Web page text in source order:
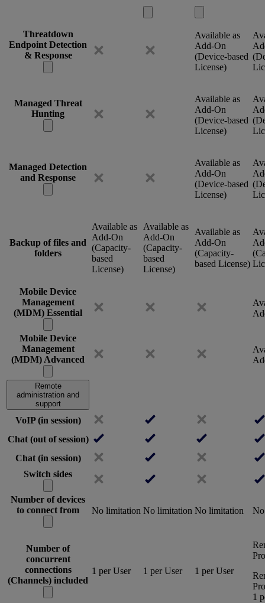
Threatdown
Endpoint Detection
& Response
Available as
Add-On
(Device-based
License)
Managed Threat
Hunting
Available as
Add-On
(Device-based
License)
Managed Detection
and Response
Available as
Add-On
(Device-based
License)
Backup of files and
folders
Available as
Add-On
(Capacity-
based
License)
Available as
Add-On
(Capacity-
based
License)
Available as
Add-On
(Capacity-
based License)
Mobile Device
Management
(MDM) Essential
Mobile Device
Management
(MDM) Advanced
Remote
administration and
support
VoIP (in session)
Chat (out of session)
Chat (in session)
Switch sides
Number of devices
to connect from
No limitation No limitation No limitation
Number of
concurrent
connections
(Channels) included
1 per User 1 per User 1 per User
1